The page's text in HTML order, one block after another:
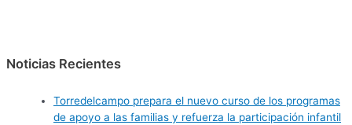
Noticias Recientes
Torredelcampo prepara el nuevo curso de los programas
de apoyo a las familias y refuerza la participación infantil